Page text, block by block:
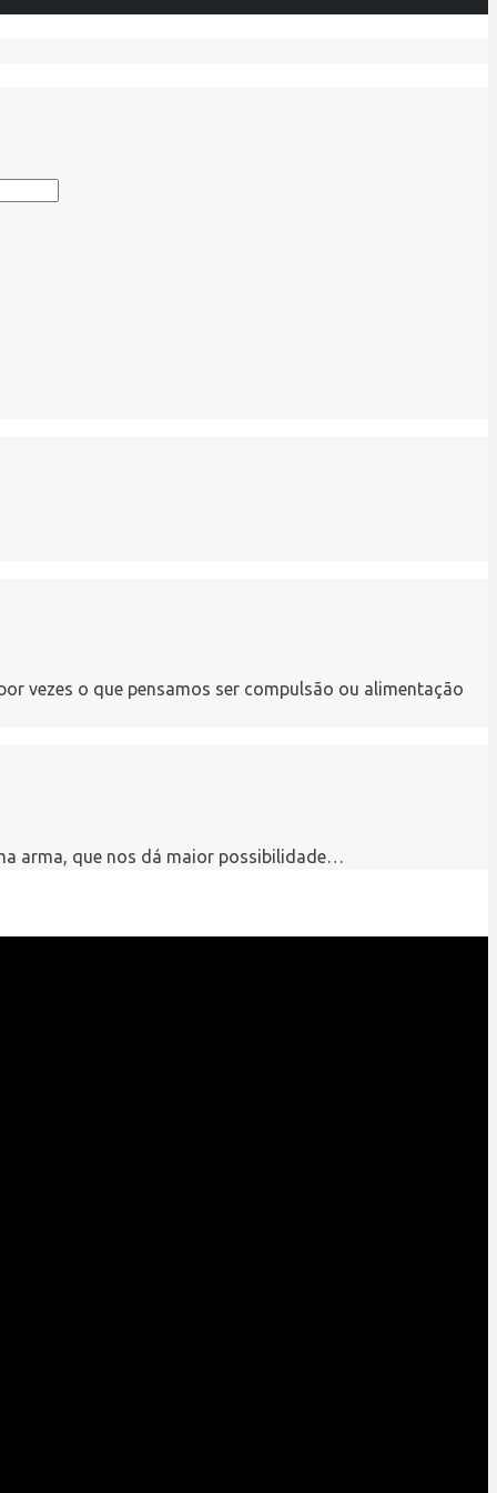
vezes o que pensamos ser compulsão ou alimentação
arma, que nos dá maior possibilidade…